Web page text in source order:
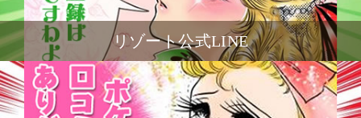
リゾート公式LINE